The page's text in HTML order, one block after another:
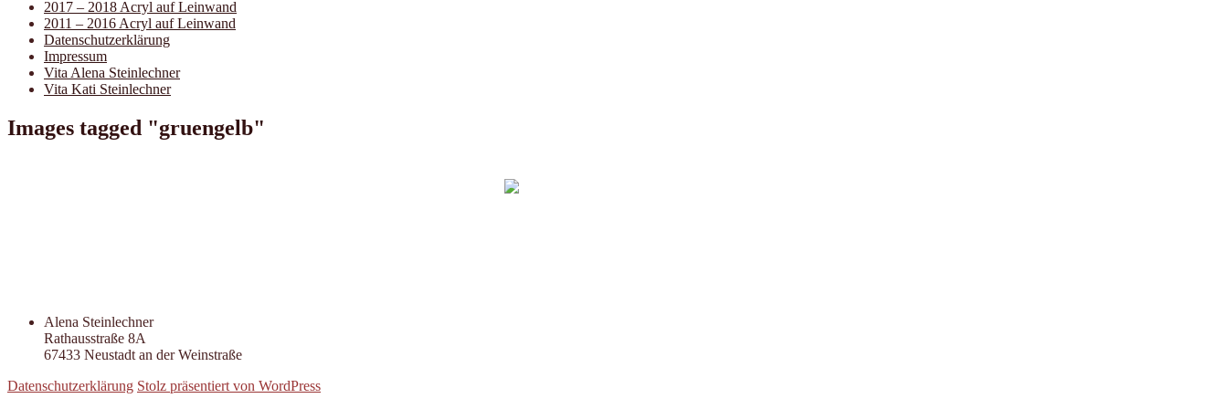
2017 – 2018 Acryl auf Leinwand
2011 – 2016 Acryl auf Leinwand
Datenschutzerklärung
Impressum
Vita Alena Steinlechner
Vita Kati Steinlechner
Images tagged "gruengelb"
Alena Steinlechner
Rathausstraße 8A
67433 Neustadt an der Weinstraße
Datenschutzerklärung Stolz präsentiert von WordPress